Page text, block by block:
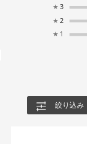
★ 3
★ 2
★ 1
絞り込み